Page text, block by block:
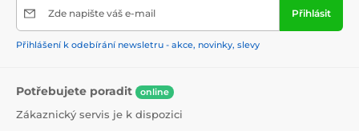
Zde napište váš e-mail Přihlásit
Přihlášení k odebírání newsletru - akce, novinky, slevy
Potřebujete poradit online
Zákaznický servis je k dispozici